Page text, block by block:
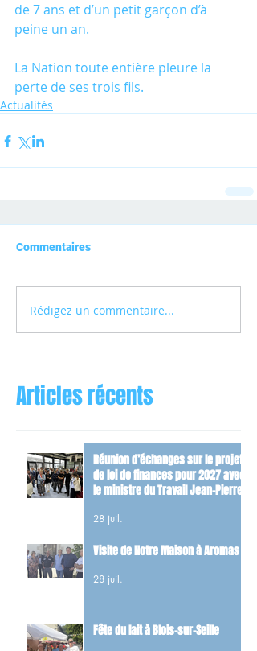
de 7 ans et d’un petit garçon d’à
peine un an.
La Nation toute entière pleure la
perte de ses trois fils.
Actualités
Commentaires
Rédigez un commentaire...
Articles récents
Réunion d’échanges sur le projet
de loi de finances pour 2027 avec
le ministre du Travail Jean-Pierre
28 juil.
Visite de Notre Maison à Aromas
28 juil.
Fête du lait à Blois-sur-Seille